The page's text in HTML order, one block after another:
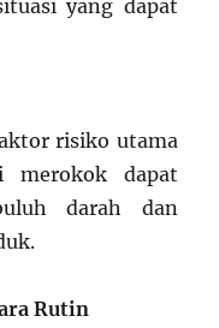
yang dapat
risiko utama
merokok dapat
darah dan
Rutin